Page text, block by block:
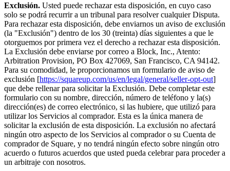
Exclusión. Usted puede rechazar esta disposición, en cuyo caso
solo se podrá recurrir a un tribunal para resolver cualquier Disputa.
Para rechazar esta disposición, debe enviarnos un aviso de exclusión
(la "Exclusión") dentro de los 30 (treinta) días siguientes a que le
otorguemos por primera vez el derecho a rechazar esta disposición.
La Exclusión debe enviarse por correo a Block, Inc., Atento:
Arbitration Provision, PO Box 427069, San Francisco, CA 94142.
Para su comodidad, le proporcionamos un formulario de aviso de
exclusión [https://squareup.com/us/en/legal/general/seller-opt-out]
que debe rellenar para solicitar la Exclusión. Debe completar este
formulario con su nombre, dirección, número de teléfono y la(s)
dirección(es) de correo electrónico, si las hubiere, que utilizó para
utilizar los Servicios al comprador. Esta es la única manera de
solicitar la exclusión de esta disposición. La exclusión no afectará
ningún otro aspecto de los Servicios al comprador o su Cuenta de
comprador de Square, y no tendrá ningún efecto sobre ningún otro
acuerdo o futuros acuerdos que usted pueda celebrar para proceder a
un arbitraje con nosotros.